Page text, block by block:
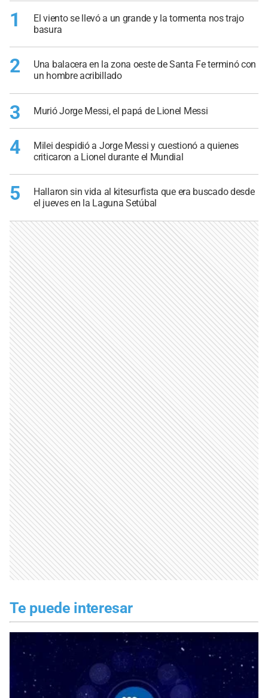
1
El viento se llevó a un grande y la tormenta nos trajo
basura
2
Una balacera en la zona oeste de Santa Fe terminó con
un hombre acribillado
3 Murió Jorge Messi, el papá de Lionel Messi
4
Milei despidió a Jorge Messi y cuestionó a quienes
criticaron a Lionel durante el Mundial
5
Hallaron sin vida al kitesurfista que era buscado desde
el jueves en la Laguna Setúbal
Te puede interesar